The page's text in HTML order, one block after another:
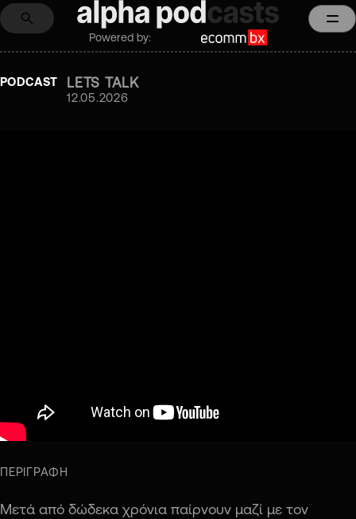
Powered by:
PODCAST LETS TALK
12.05.2026
ΠΕΡΙΓΡΑΦΗ
Μετά από δώδεκα χρόνια παίρνουν μαζί με τον